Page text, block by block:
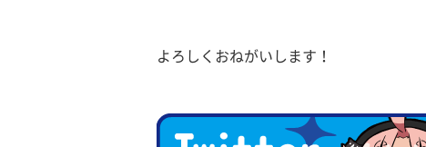
よろしくおねがいします！